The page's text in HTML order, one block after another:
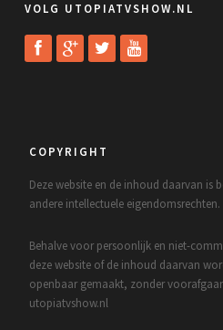
VOLG UTOPIATVSHOW.NL
COPYRIGHT
Deze website en de inhoud daarvan is
andere intellectuele eigendomsrechten.
Behalve voor persoonlijk en niet-
deze website of de inhoud daarvan
openbaar gemaakt, zonder
utopiatvshow.nl